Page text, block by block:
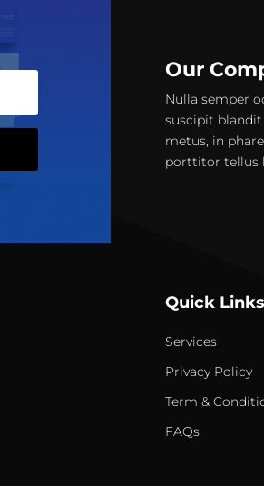
Our
Nulla semper
suscipit
metus, in
porttitor tellus
Quick Links
Services
Privacy Policy
Term &
FAQs